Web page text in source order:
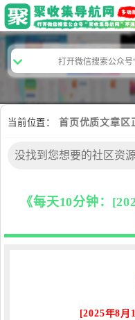
当前位置： 首页优质文章区
《每天10分钟：
[2025年8